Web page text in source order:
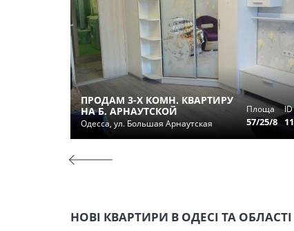
ПРОДАМ 3-Х КОМН. КВАРТИРУ
НА Б. АРНАУТСКОЙ
Одесса, ул. Большая Арнаутская
Площа
57/25/8
ID
НОВІ КВАРТИРИ В ОДЕСІ ТА ОБЛАСТІ